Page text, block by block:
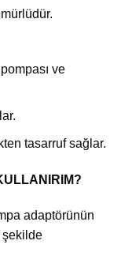
ve
tasarruf sağlar.
adaptörünün
şekilde